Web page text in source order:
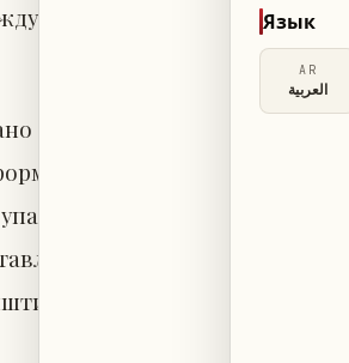
Испанией и Бельгией,
в своем сообщении в
перепродажи билетов,
с примерно 3000
снижение около 60%.
Роналду и сборной
Язык
AR
العربية